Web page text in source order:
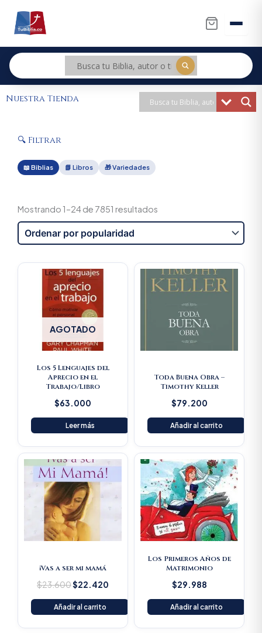
contenido
Nuestra Tienda
🔍 Filtrar
📖 Biblias 📗 Libros 🎁 Variedades
Mostrando 1–24 de 7851 resultados
AGOTADO
Los 5 Lenguajes del
Aprecio en el
Trabajo/Libro
$63.000
Leer más
Toda Buena Obra –
Timothy Keller
$79.200
Añadir al carrito
¡Vas a ser mi mamá
$23.600
Original
price
was:
$23.600.
$22.420
Current
price
$22.420.
Añadir al carrito
Los Primeros Años de
Matrimonio
$29.988
Añadir al carrito